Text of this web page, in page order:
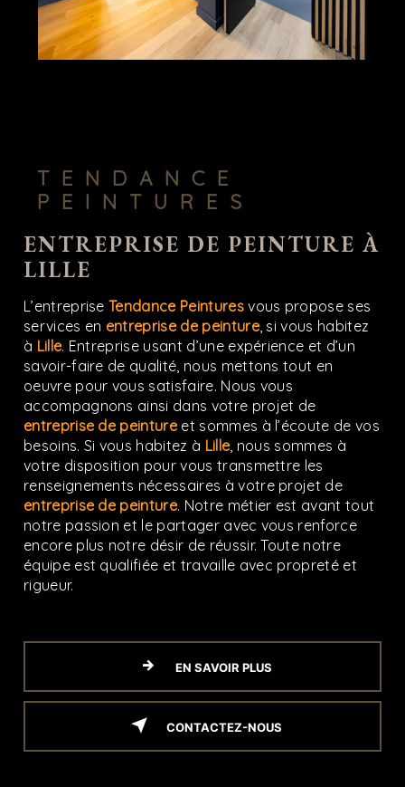
TENDANCE
PEINTURES
ENTREPRISE DE PEINTURE À
LILLE
L’entrepriseTendance Peinturesvous propose ses
services en entreprise de peinture, si vous habitez
à Lille. Entreprise usant d’une expérience et d’un
savoir-faire de qualité, nous mettons tout en
oeuvre pour vous satisfaire. Nous vous
accompagnons ainsi dans votre projet de
entreprise de peintureet sommes à l’écoute de vos
besoins. Si vous habitez à Lille, nous sommes à
votre disposition pour vous transmettre les
renseignements nécessaires à votre projet de
entreprise de peinture. Notre métier est avant tout
notre passion et le partager avec vous renforce
encore plus notre désir de réussir. Toute notre
équipe est qualifiée et travaille avec propreté et
rigueur.
EN SAVOIR PLUS
CONTACTEZ-NOUS